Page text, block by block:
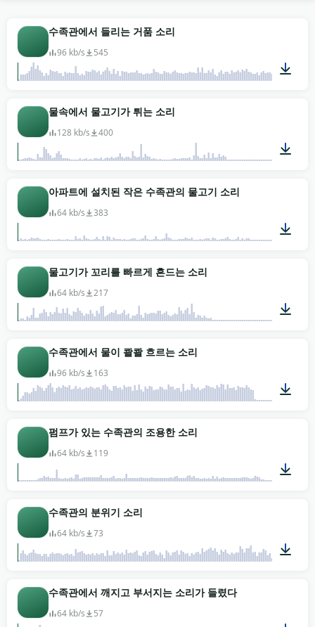
지는 긴 필터-버블 loop을 가져갑니다. 어린이 콘텐츠는
유리 탭 소리와 밝은 기포 터짐을 부드러운 액센트로 씁
니다. 게임 오디오 디자이너는 바다 파도 소재에 기대지
않는 수중의 고요함이 필요할 때 hydrophone 베드를
료 다운로드되며, 명상 채널부터 장편 작업까지 두루 어
울립니다. MP3로 바로 받아 쓰세요.
수족관에서 들리는 거품 소리
96 kb/s 545
물속에서 물고기가 튀는 소리
128 kb/s 400
아파트에 설치된 작은 수족관의 물고기 소리
64 kb/s 383
물고기가 꼬리를 빠르게 흔드는 소리
64 kb/s 217
수족관에서 물이 콸콸 흐르는 소리
96 kb/s 163
펌프가 있는 수족관의 조용한 소리
64 kb/s 119
수족관의 분위기 소리
64 kb/s 73
수족관에서 깨지고 부서지는 소리가 들렸다
64 kb/s 57